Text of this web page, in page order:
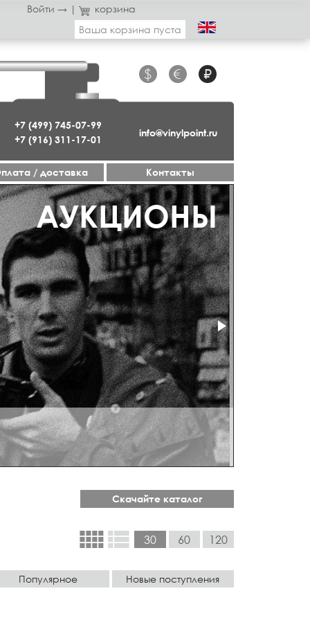
Войти → |
корзина
Ваша корзина пуста
+7 (499) 745-07-99
+7 (916) 311-17-01
$ € ₽
info@vinylpoint.ru
/ доставка Контакты
ОТКРЫТ
АУКЦИОНЫ
Скачайте каталог
view_comfyview_list 30 60 120
Популярное Новые поступления